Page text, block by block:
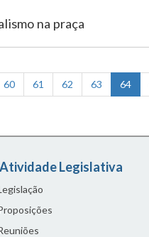
na praça
60 61 62 63 64
Atividade Legislativa